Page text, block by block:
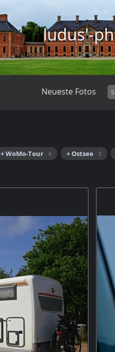
ludus'-
Neueste Fotos
+ WoMo-Tour 4 + Ostsee 3